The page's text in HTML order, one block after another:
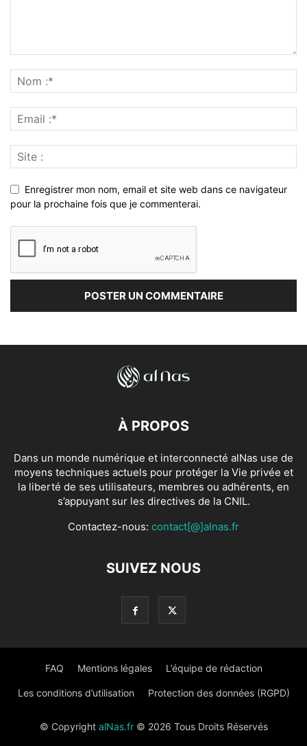
Enregistrer mon nom, email et site web dans ce navigateur
pour la prochaine fois que je commenterai.
À PROPOS
Dans un monde numérique et interconnecté alNas use de
moyens techniques actuels pour protéger la Vie privée et
la liberté de ses utilisateurs, membres ou adhérents, en
s’appuyant sur les directives de la CNIL.
Contactez-nous: contact[@]alnas.fr
SUIVEZ NOUS
FAQ Mentions légales L’équipe de rédaction
Les conditions d’utilisation Protection des données (RGPD)
© Copyright alNas.fr© 2026 Tous Droits Réservés